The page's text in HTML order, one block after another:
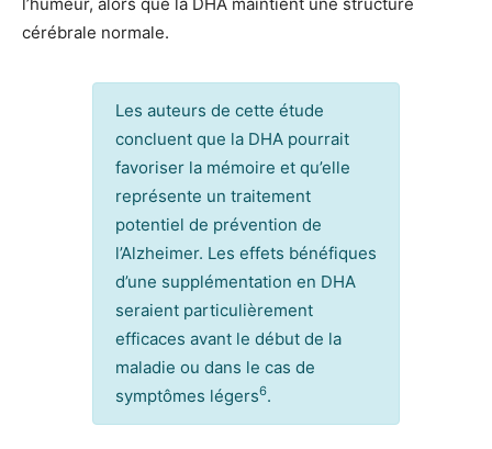
cérébrale normale.
Les auteurs de cette étude
concluent que la DHA pourrait
favoriser la mémoire et qu’elle
représente un traitement
potentiel de prévention de
l’Alzheimer. Les effets bénéfiques
d’une supplémentation en DHA
seraient particulièrement
efficaces avant le début de la
maladie ou dans le cas de
symptômes légers6.